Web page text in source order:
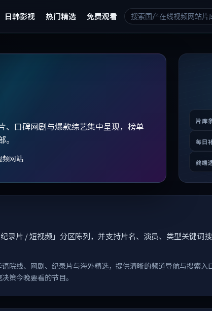
日韩影视 热门精选 免费观看
、口碑网剧与爆款综艺集中呈现，榜单
网站
片库
每日
终端
录片 / 短视频」分区陈列，并支持片名、演员、类型关键词
院线、网剧、纪录片与海外精选，提供清晰的频道导航与搜索
策今晚要看的节目。